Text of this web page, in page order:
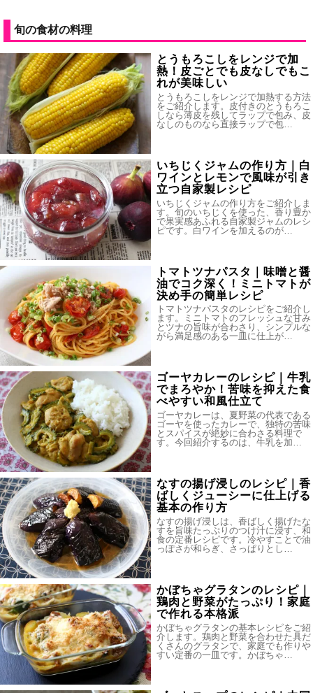
旬の食材の料理
とうもろこしをレンジで加
熱！皮ごとでも皮なしでもこ
れが美味しい
とうもろこしをレンジで加熱する方法
をご紹介します。皮付きのとうもろこ
しなら薄皮を残してラップで包み、皮
なしのものなら直接ラップで包…
いちじくジャムの作り方｜白
ワインとレモンで風味が引き
立つ自家製レシピ
いちじくジャムの作り方をご紹介しま
す。旬のいちじくを使った、香り豊か
で果実感あふれる自家製ジャムのレシ
ピです。白ワインを加えるのが…
トマトツナパスタ｜味噌と醤
油でコク深く！ミニトマトが
決め手の簡単レシピ
トマトツナパスタのレシピをご紹介し
ます。ミニトマトのフレッシュな甘み
とツナの旨味が合わさり、シンプルな
がら満足感のある一皿に仕上が…
ゴーヤカレーのレシピ｜牛乳
でまろやか！苦味を抑えた食
べやすい和風仕立て
ゴーヤカレーは、夏野菜の代表である
ゴーヤを使ったカレーで、独特の苦味
とスパイスが絶妙に合わさる料理で
す。今回紹介するのは、牛乳を加…
なすの揚げ浸しのレシピ｜香
ばしくジューシーに仕上げる
基本の作り方
なすの揚げ浸しは、香ばしく揚げたな
すを旨味たっぷりのつけ汁に浸す、和
食の定番レシピです。冷やすことで油
っぽさが和らぎ、さっぱりとし…
かぼちゃグラタンのレシピ｜
鶏肉と野菜がたっぷり！家庭
で作れる本格派
かぼちゃグラタンの基本レシピをご紹
介します。鶏肉と野菜を合わせた具だ
くさんのグラタンで、家庭でも作りや
すい定番の一皿です。かぼちゃ…